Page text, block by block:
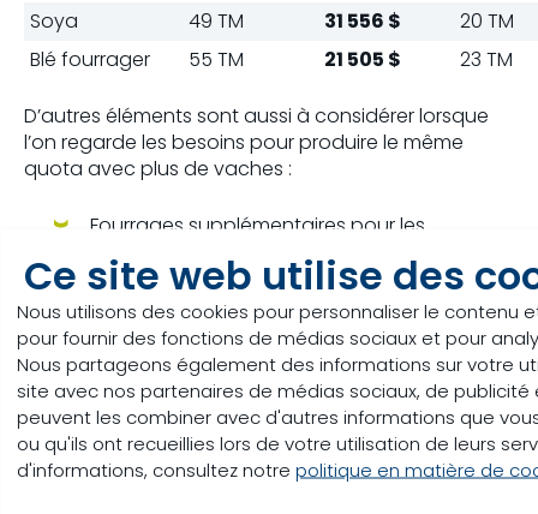
Ce site web utilise des
Nous utilisons des cookies pour personnaliser le contenu
pour fournir des fonctions de médias sociaux et pour
Nous partageons également des informations sur votre
site avec nos partenaires de médias sociaux, de publicité
peuvent les combiner avec d'autres informations que
ou qu'ils ont recueillies lors de votre utilisation de leurs
d'informations, consultez notre politique en matière de
Soya
49 TM 31 556 $
20 TM
Blé fourrager
55 TM 21 505 $ 23 TM
D’autres éléments sont aussi à considérer lorsque
l’on regarde les besoins pour produire le même
quota avec plus de vaches :
Fourrages supplémentaires pour les
Main-d'œuvre (personnes ou heures de
travail)
Structures d'entreposage des fourrages
Structures d'entreposage du fumier
Frais vétérinaires